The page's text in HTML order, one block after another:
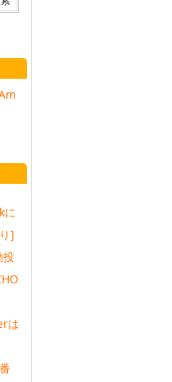
に
]
投
は